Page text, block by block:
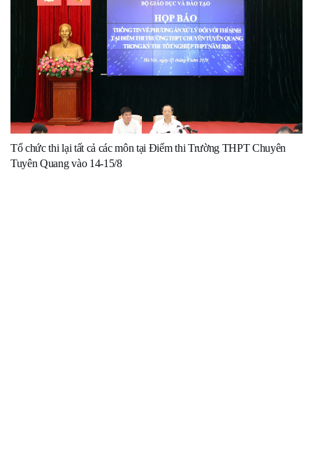
Tổ chức thi lại tất cả các môn tại Điểm thi Trường THPT Chuyên
Tuyên Quang vào 14-15/8